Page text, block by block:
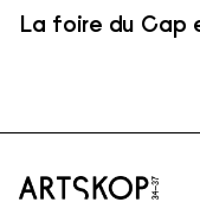
La foire du Cap